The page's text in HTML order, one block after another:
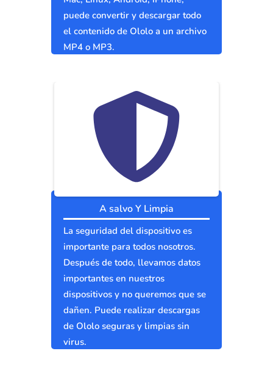
puede convertir y descargar todo
el contenido de Ololo a un archivo
MP4 o MP3.
A salvo Y Limpia
La seguridad del dispositivo es
importante para todos nosotros.
Después de todo, llevamos datos
importantes en nuestros
dispositivos y no queremos que se
dañen. Puede realizar descargas
de Ololo seguras y limpias sin
virus.